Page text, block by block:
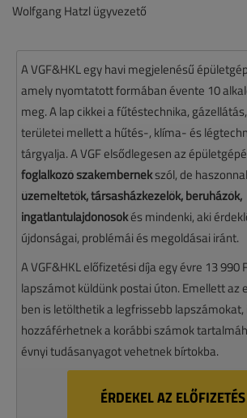
Wolfgang Hatzl ügyvezető
A VGF&HKL egy havi megjelenésű
amely nyomtatott formában évente 10
meg. A lap cikkei a fűtéstechnika,
területei mellett a hűtés-, klíma- és
tárgyalja. A VGF elsődlegesen az
foglalkozó szakembernekszól, de
üzemeltetők, társasházkezelők, beruházók,
ingatlantulajdonosokés mindenki, aki
újdonságai, problémái és megoldásai iránt.
A VGF&HKL előfizetési díja egy évre 13 990
lapszámot küldünk postai úton. Emellett az
ben is letölthetik a legfrissebb
hozzáférhetnek a korábbi számok
évnyi tudásanyagot vehetnek bírtokba.
ÉRDEKEL AZ